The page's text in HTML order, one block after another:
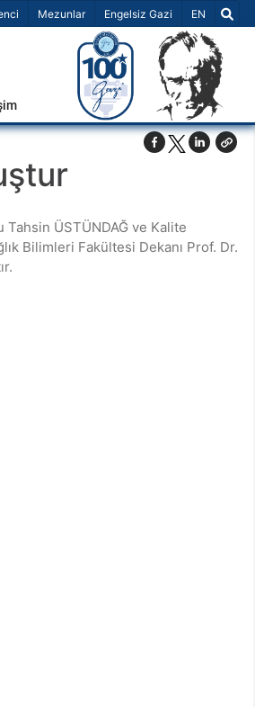
Mezunlar Engelsiz Gazi Dil Seçiniz
EN
Tahsin ÜSTÜNDAĞ ve Kalite
Bilimleri Fakültesi Dekanı Prof. Dr.